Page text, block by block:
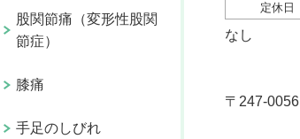
定休日
なし
〒247-0056
股関節痛（変形性股関
節症）
膝痛
手足のしびれ